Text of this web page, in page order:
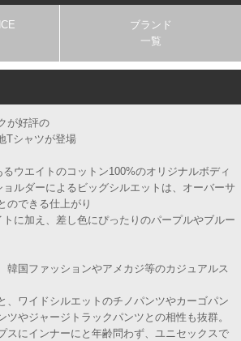
ブランド
一覧
が好評の
Tシャツが登場
ウエイトのコットン100%のオリジナルボディ
ルダーによるビッグシルエットは、オーバーサ
のできる仕上がり
に加え、差し色にぴったりのパープルやブルー
韓国ファッションやアメカジ等のカジュアルス
、ワイドシルエットのチノパンツやカーゴパン
ツやジャージトラックパンツとの相性も抜群。
スにインナーにと年齢問わず、ユニセックスで